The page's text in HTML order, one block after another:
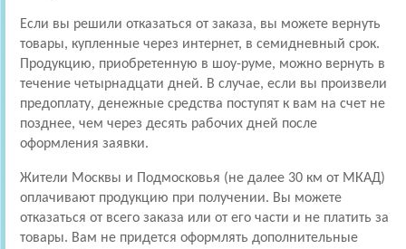
Если вы решили отказаться от заказа, вы можете вернуть
товары, купленные через интернет, в семидневный срок.
Продукцию, приобретенную в шоу-руме, можно вернуть в
течение четырнадцати дней. В случае, если вы произвели
предоплату, денежные средства поступят к вам на счет не
позднее, чем через десять рабочих дней после
оформления заявки.
Жители Москвы и Подмосковья (не далее 30 км от МКАД)
оплачивают продукцию при получении. Вы можете
отказаться от всего заказа или от его части и не платить за
товары. Вам не придется оформлять дополнительные